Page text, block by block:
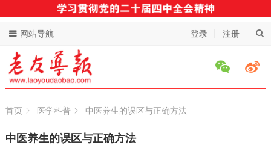
登录 注册
网站导航
首页 医学科普 中医养生的误区与正确方法
中医养生的误区与正确方法